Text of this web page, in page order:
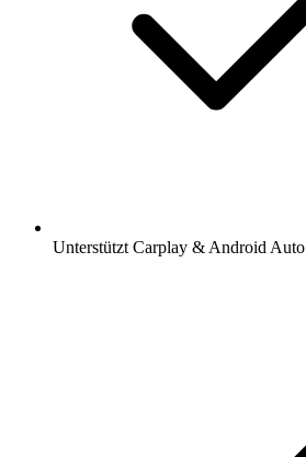
Unterstützt Carplay & Android Auto